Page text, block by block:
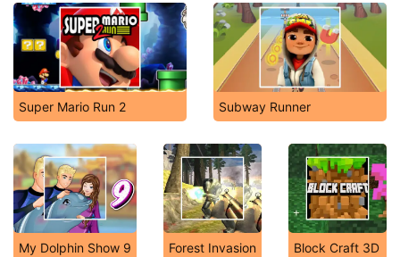
Super Mario Run 2 Subway Runner
My Dolphin Show 9 Forest Invasion Block Craft 3D